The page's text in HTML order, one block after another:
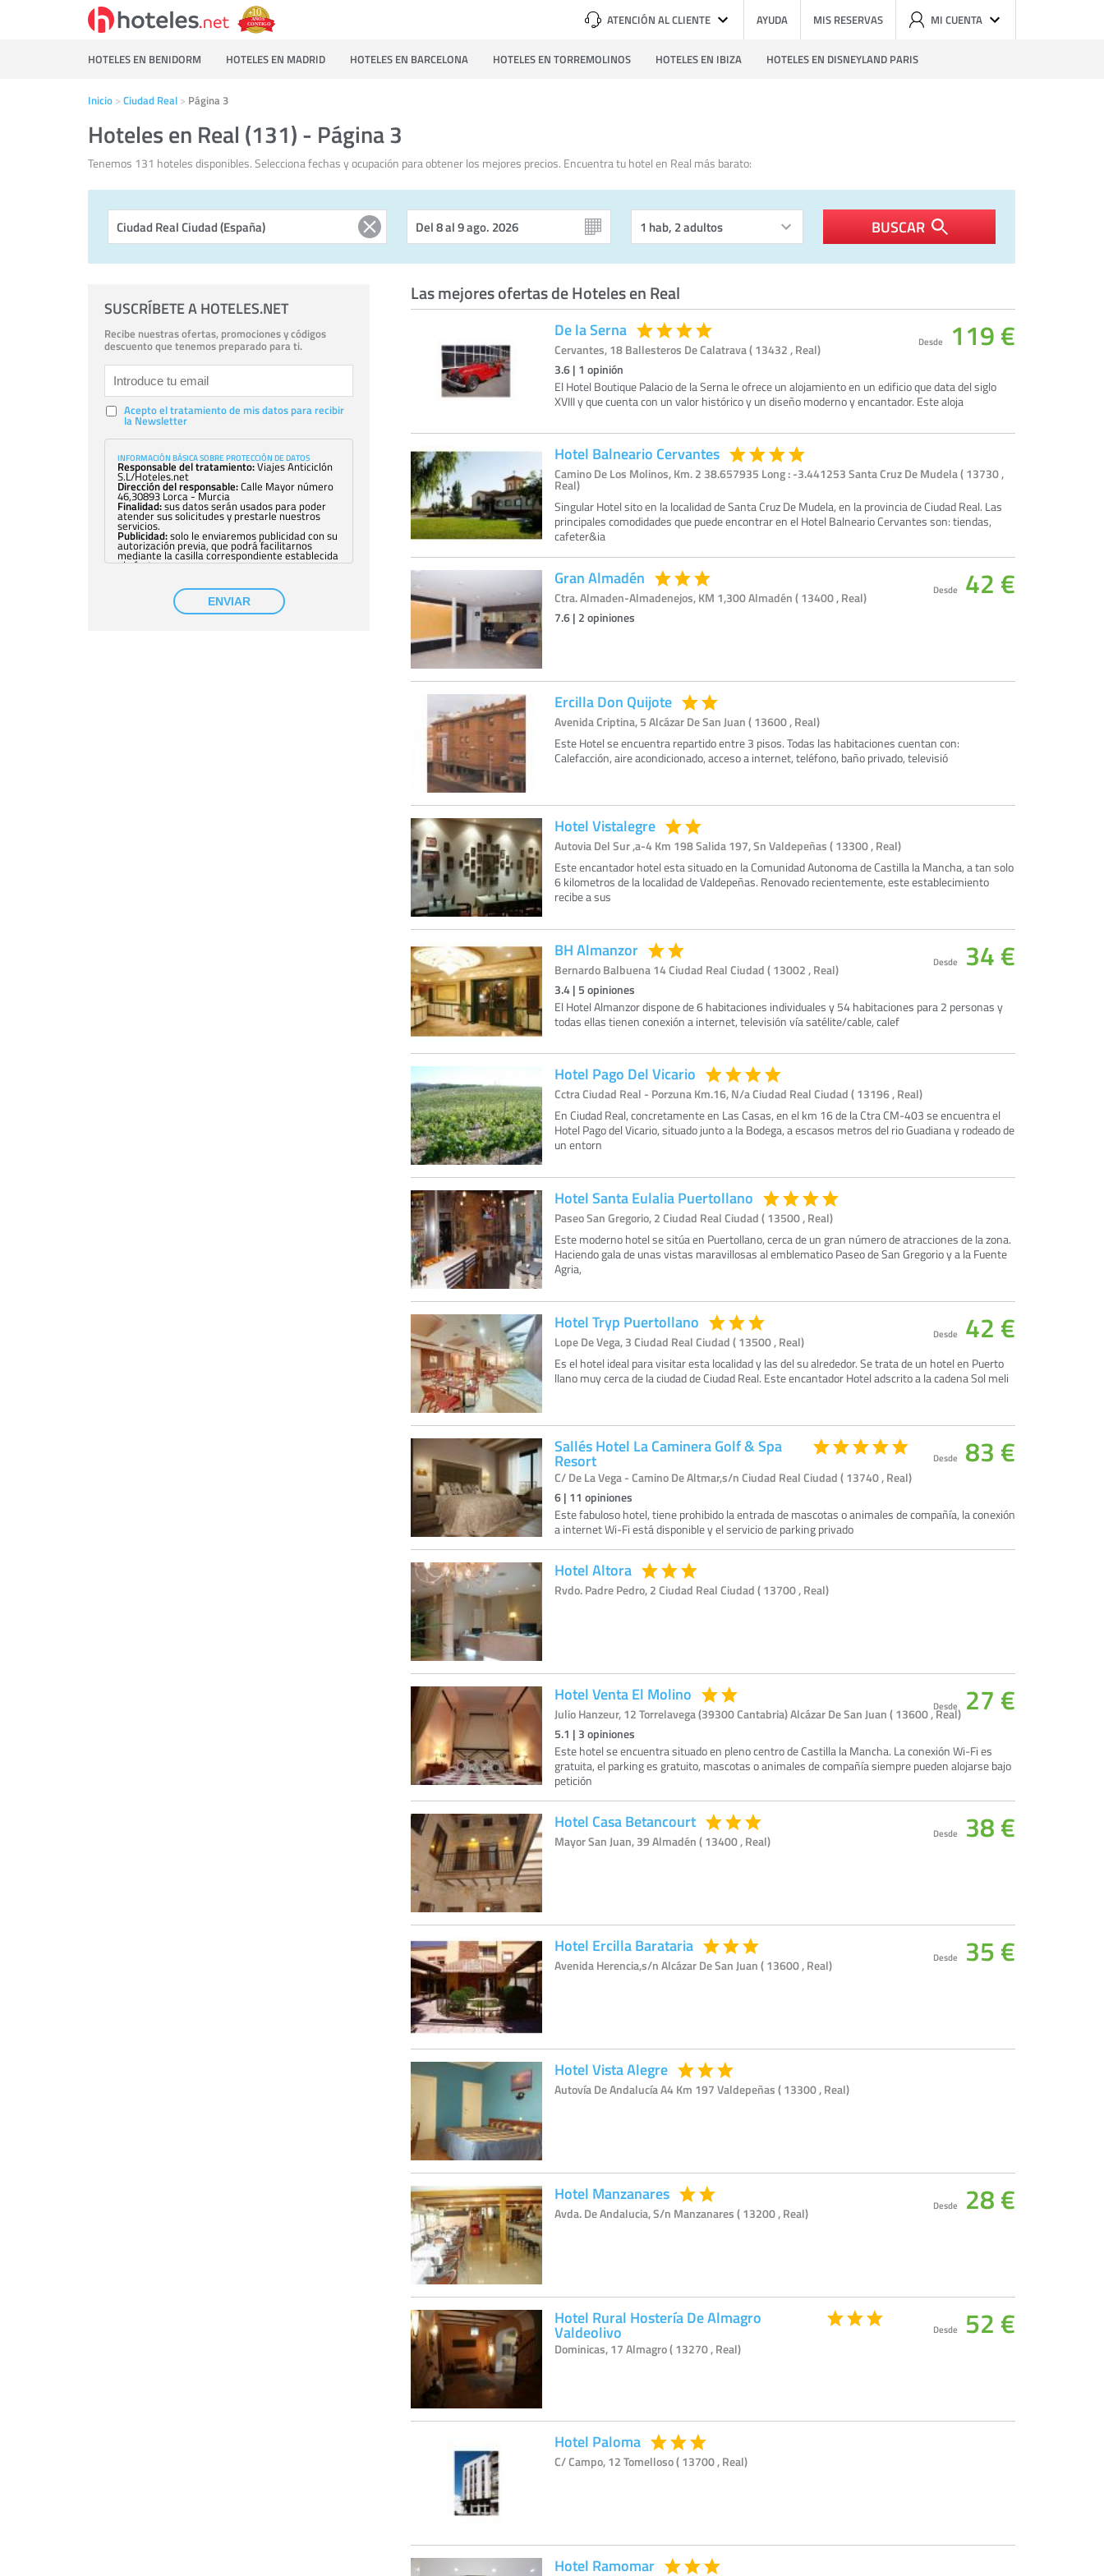
ATENCIÓN AL CLIENTE AYUDA MIS RESERVAS MI CUENTA
HOTELES EN BENIDORM HOTELES EN MADRID HOTELES EN BARCELONA HOTELES EN TORREMOLINOS HOTELES EN IBIZA HOTELES EN DISNEYLAND PARIS
Inicio Ciudad Real Página 3
Hoteles en Real (131) - Página 3
Tenemos 131 hoteles disponibles. Selecciona fechas y ocupación para obtener los mejores precios. Encuentra tu hotel en Real más barato:
BUSCAR
Las mejores ofertas de Hoteles en Real
De la Serna
Cervantes, 18 Ballesteros De Calatrava ( 13432 , Real)
3.6 | 1 opinión
El Hotel Boutique Palacio de la Serna le ofrece un alojamiento en un edificio que data del siglo
XVIII y que cuenta con un valor histórico y un diseño moderno y encantador. Este aloja
Desde 119 €
Hotel Balneario Cervantes
Camino De Los Molinos, Km. 2 38.657935 Long : -3.441253 Santa Cruz De Mudela ( 13730 ,
Real)
Singular Hotel sito en la localidad de Santa Cruz De Mudela, en la provincia de Ciudad Real. Las
principales comodidades que puede encontrar en el Hotel Balneario Cervantes son: tiendas,
cafeter&ia
Gran Almadén
Ctra. Almaden-Almadenejos, KM 1,300 Almadén ( 13400 , Real)
7.6 | 2 opiniones
Desde 42 €
Ercilla Don Quijote
Avenida Criptina, 5 Alcázar De San Juan ( 13600 , Real)
Este Hotel se encuentra repartido entre 3 pisos. Todas las habitaciones cuentan con:
Calefacción, aire acondicionado, acceso a internet, teléfono, baño privado, televisió
Hotel Vistalegre
Autovia Del Sur ,a-4 Km 198 Salida 197, Sn Valdepeñas ( 13300 , Real)
Este encantador hotel esta situado en la Comunidad Autonoma de Castilla la Mancha, a tan solo
6 kilometros de la localidad de Valdepeñas. Renovado recientemente, este establecimiento
recibe a sus
BH Almanzor
Bernardo Balbuena 14 Ciudad Real Ciudad ( 13002 , Real)
3.4 | 5 opiniones
El Hotel Almanzor dispone de 6 habitaciones individuales y 54 habitaciones para 2 personas y
todas ellas tienen conexión a internet, televisión vía satélite/cable, calef
Desde 34 €
Hotel Pago Del Vicario
Cctra Ciudad Real - Porzuna Km.16, N/a Ciudad Real Ciudad ( 13196 , Real)
En Ciudad Real, concretamente en Las Casas, en el km 16 de la Ctra CM-403 se encuentra el
Hotel Pago del Vicario, situado junto a la Bodega, a escasos metros del rio Guadiana y rodeado de
un entorn
Hotel Santa Eulalia Puertollano
Paseo San Gregorio, 2 Ciudad Real Ciudad ( 13500 , Real)
Este moderno hotel se sitúa en Puertollano, cerca de un gran número de atracciones de la zona.
Haciendo gala de unas vistas maravillosas al emblematico Paseo de San Gregorio y a la Fuente
Agria,
Hotel Tryp Puertollano
Lope De Vega, 3 Ciudad Real Ciudad ( 13500 , Real)
Es el hotel ideal para visitar esta localidad y las del su alrededor. Se trata de un hotel en Puerto
llano muy cerca de la ciudad de Ciudad Real. Este encantador Hotel adscrito a la cadena Sol meli
Desde 42 €
Sallés Hotel La Caminera Golf & Spa
Resort
C/ De La Vega - Camino De Altmar,s/n Ciudad Real Ciudad ( 13740 , Real)
6 | 11 opiniones
Este fabuloso hotel, tiene prohibido la entrada de mascotas o animales de compañía, la conexión
a internet Wi-Fi está disponible y el servicio de parking privado
Desde 83 €
Hotel Altora
Rvdo. Padre Pedro, 2 Ciudad Real Ciudad ( 13700 , Real)
Hotel Venta El Molino
Julio Hanzeur, 12 Torrelavega (39300 Cantabria) Alcázar De San Juan ( 13600 , Real)
5.1 | 3 opiniones
Este hotel se encuentra situado en pleno centro de Castilla la Mancha. La conexión Wi-Fi es
gratuita, el parking es gratuito, mascotas o animales de compañía siempre pueden alojarse bajo
petición
Desde 27 €
Hotel Casa Betancourt
Mayor San Juan, 39 Almadén ( 13400 , Real) Desde 38 €
Hotel Ercilla Barataria
Avenida Herencia,s/n Alcázar De San Juan ( 13600 , Real) Desde 35 €
Hotel Vista Alegre
Autovía De Andalucía A4 Km 197 Valdepeñas ( 13300 , Real)
Hotel Manzanares
Avda. De Andalucia, S/n Manzanares ( 13200 , Real) Desde 28 €
Hotel Rural Hostería De Almagro
Valdeolivo
Dominicas, 17 Almagro ( 13270 , Real)
Desde 52 €
Hotel Paloma
C/ Campo, 12 Tomelloso ( 13700 , Real)
Hotel Ramomar
SUSCRÍBETE A HOTELES.NET
Recibe nuestras ofertas, promociones y códigos
descuento que tenemos preparado para ti.
Acepto el tratamiento de mis datos para recibir
la Newsletter
INFORMACIÓN BÁSICA SOBRE PROTECCIÓN DE DATOS
Responsable del tratamiento:Viajes Anticiclón
S.L/Hoteles.net
Dirección del responsable:Calle Mayor número
46,30893 Lorca - Murcia
Finalidad:sus datos serán usados para poder
atender sus solicitudes y prestarle nuestros
servicios.
Publicidad:solo le enviaremos publicidad con su
autorización previa, que podrá facilitarnos
mediante la casilla correspondiente establecida
al efecto.
con su consentimiento previo, que podrá
facilitarnos mediante la casilla correspondiente
establecida al efecto.
Destinatarios:con carácter general, sólo el
ENVIAR